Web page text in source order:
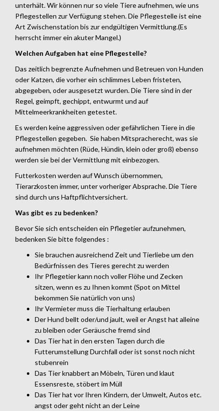
unterhält. Wir können nur so viele Tiere aufnehmen, wie uns
Pflegestellen zur Verfügung stehen. Die Pflegestelle ist eine
Art Zwischenstation bis zur endgültigen Vermittlung.(Es
herrscht immer ein akuter Mangel.)
Welchen Aufgaben hat eine Pflegestelle?
Das zeitlich begrenzte Aufnehmen und Betreuen von Hunden
oder Katzen, die vorher ein schlimmes Leben fristeten,
abgegeben, oder ausgesetzt wurden. Die Tiere sind in der
Regel, geimpft, gechippt, entwurmt und auf
Mittelmeerkrankheiten getestet.
Es werden keine aggressiven oder gefährlichen Tiere in die
Pflegestellen gegeben. Sie haben Mitspracherecht, was sie
aufnehmen möchten (Rüde, Hündin, klein oder groß) ebenso
werden sie bei der Vermittlung mit einbezogen.
Futterkosten werden auf Wunsch übernommen,
Tierarzkosten immer, unter vorheriger Absprache. Die Tiere
sind durch uns Haftpflichtversichert.
Was gibt es zu bedenken?
Bevor Sie sich entscheiden ein Pflegetier aufzunehmen,
bedenken Sie bitte folgendes :
Sie brauchen ausreichend Zeit und Tierliebe um den
Bedürfnissen des Tieres gerecht zu werden
Ihr Pflegetier kann noch voller Flöhe und Zecken
sitzen, wenn es zu Ihnen kommt (Spot on Mittel
bekommen Sie natürlich von uns)
Ihr Vermieter muss die Tierhaltung erlauben
Der Hund bellt oder/und jault, weil er Angst hat alleine
zu bleiben oder Geräusche fremd sind
Das Tier hat in den ersten Tagen durch die
Futterumstellung Durchfall oder ist sonst noch nicht
stubenrein
Das Tier knabbert an Möbeln, Türen und klaut
Essensreste, stöbert im Müll
Das Tier hat vor Ihren Kindern, der Umwelt, Autos etc.
angst oder geht nicht an der Leine